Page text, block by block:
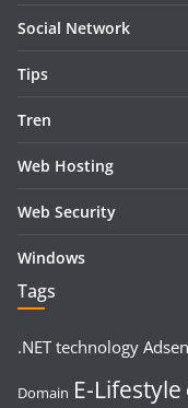
Social Network
Tips
Tren
Web Hosting
Web Security
Windows
Tags
.NET technology
Domain E-Lifestyle